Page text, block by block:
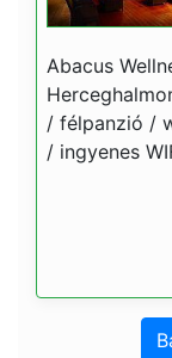
Abacus
/ félpanzió /
/ ingyenes